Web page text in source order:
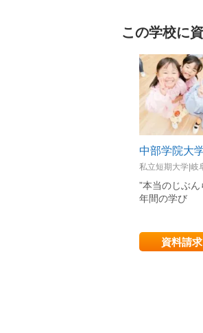
この学校に
中部学院大
私立短期大学|岐
”本当のじぶ
年間の学び
資料請